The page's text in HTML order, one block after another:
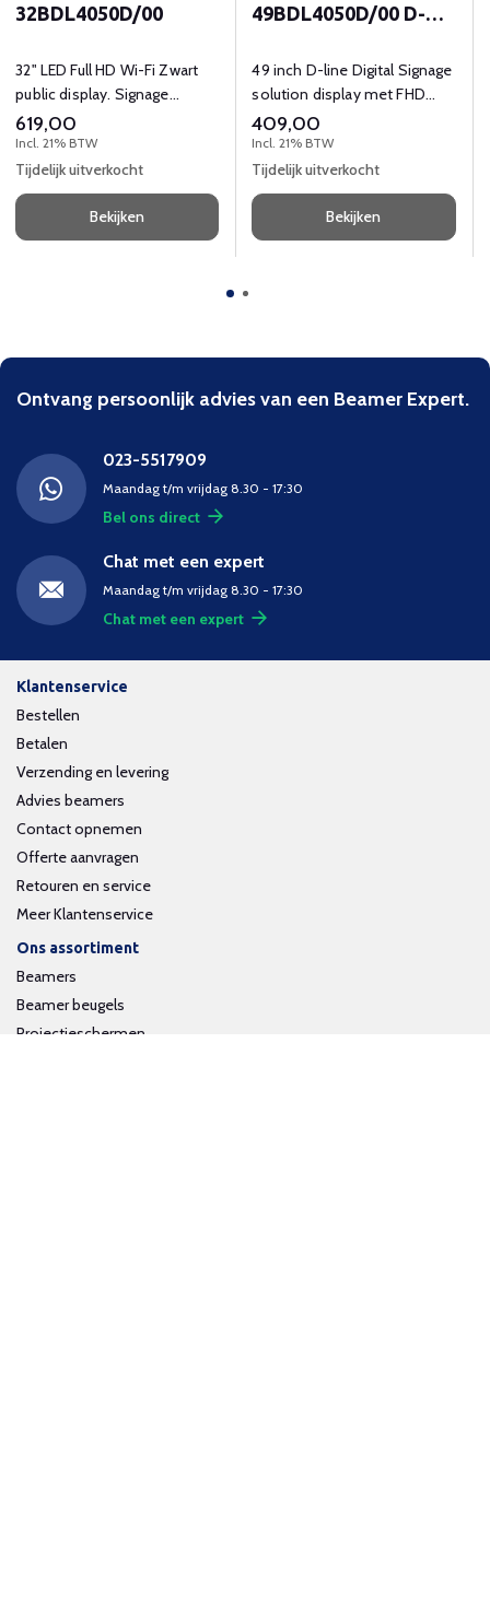
32BDL4050D/00
32" LED Full HD Wi-Fi Zwart
public display. Signage
oplossing
619,00
Incl. 21% BTW
Tijdelijk uitverkocht
Bekijken
49BDL4050D/00 D-
49 inch D-line Digital Signage
solution display met FHD
(1920x1080p) resolutie en
450 cd/m2.
409,00
Incl. 21% BTW
Tijdelijk uitverkocht
Bekijken
Ontvang persoonlijk advies van een Beamer Expert.
023-5517909
Maandag t/m vrijdag 8.30 - 17:30
Bel ons direct
Chat met een expert
Maandag t/m vrijdag 8.30 - 17:30
Chat met een expert
Klantenservice
Bestellen
Betalen
Verzending en levering
Advies beamers
Contact opnemen
Offerte aanvragen
Retouren en service
Meer Klantenservice
Ons assortiment
Beamers
Beamer beugels
Projectieschermen